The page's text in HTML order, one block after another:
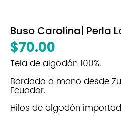
Buso Carolina| Perla
$70.00
Tela de algodón 100%.
Bordado a mano desde
Ecuador.
Hilos de algodón